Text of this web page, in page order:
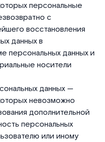
персональные
с
восстановления
данных в
персональных данных и
носители
данных —
невозможно
дополнительной
персональных
или иному